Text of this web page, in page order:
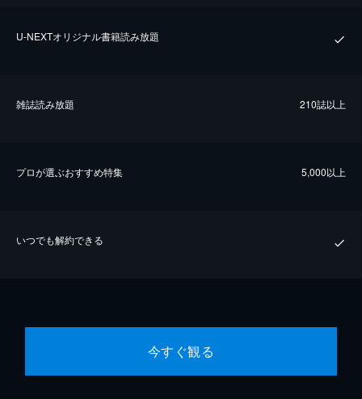
U-NEXTオリジナル書籍読み放題
雑誌読み放題 210誌以上
プロが選ぶおすすめ特集 5,000以上
いつでも解約できる
今すぐ観る